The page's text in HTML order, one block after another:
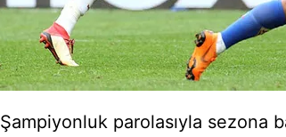
Şampiyonluk parolasıyla sezona